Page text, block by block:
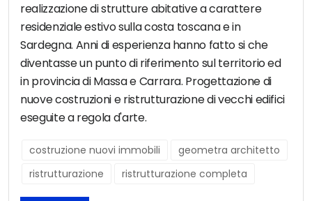
realizzazione di strutture abitative a carattere
residenziale estivo sulla costa toscana e in
Sardegna. Anni di esperienza hanno fatto si che
diventasse un punto di riferimento sul territorio ed
in provincia di Massa e Carrara. Progettazione di
nuove costruzioni e ristrutturazione di vecchi edifici
eseguite a regola d'arte.
costruzione nuovi immobili
geometra architetto
ristrutturazione
ristrutturazione completa